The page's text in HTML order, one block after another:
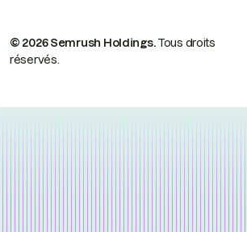
© 2026 Semrush Holdings.Tous droits
réservés.